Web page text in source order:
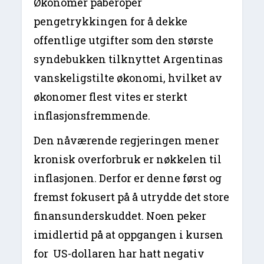
pengetrykkingen for å dekke
offentlige utgifter som den største
syndebukken tilknyttet Argentinas
vanskeligstilte økonomi, hvilket av
økonomer flest vites er sterkt
inflasjonsfremmende.
Den nåværende regjeringen mener
kronisk overforbruk er nøkkelen til
inflasjonen. Derfor er denne først og
fremst fokusert på å utrydde det store
finansunderskuddet. Noen peker
imidlertid på at oppgangen i kursen
for US-dollaren har hatt negativ